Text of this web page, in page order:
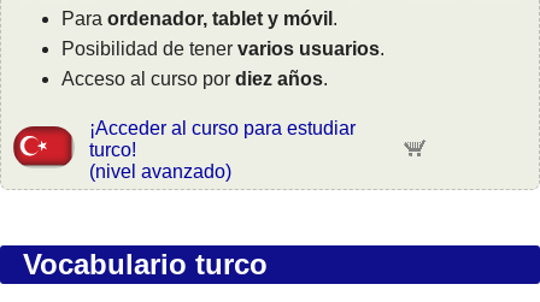
Para ordenador, tablet y móvil .
Posibilidad de tener varios usuarios.
Acceso al curso por diez años.
¡Acceder al curso para estudiar
turco!
(nivel avanzado)
Vocabulario turco